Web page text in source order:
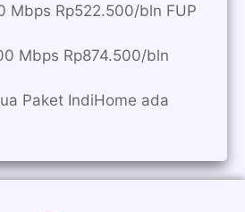
Mbps Rp522.500/bln FUP
Mbps Rp874.500/bln
Paket IndiHome ada